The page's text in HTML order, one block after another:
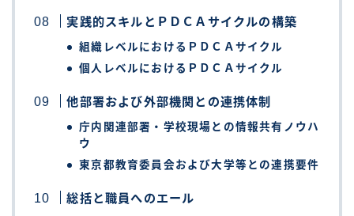
実践的スキルとＰＤＣＡサイクルの構築
組織レベルにおけるＰＤＣＡサイクル
個人レベルにおけるＰＤＣＡサイクル
他部署および外部機関との連携体制
庁内関連部署・学校現場との情報共有ノウハ
ウ
東京都教育委員会および大学等との連携要件
総括と職員へのエール